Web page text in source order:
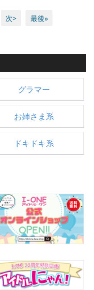
次> 最後»
グラマー
お姉さま系
ドキドキ系